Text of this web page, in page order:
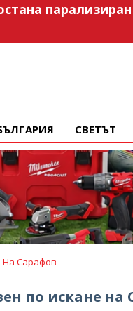
СВЕТЪТ
Сарафов
по искане на